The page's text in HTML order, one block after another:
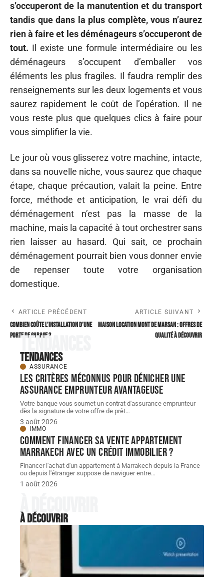
s’occuperont de la manutention et du transport
tandis que dans la plus complète, vous n’aurez
rien à faire et les déménageurs s’occuperont de
tout. Il existe une formule intermédiaire ou les
déménageurs s’occupent d’emballer vos
éléments les plus fragiles. Il faudra remplir des
renseignements sur les deux logements et vous
saurez rapidement le coût de l’opération. Il ne
vous reste plus que quelques clics à faire pour
vous simplifier la vie.
Le jour où vous glisserez votre machine, intacte,
dans sa nouvelle niche, vous saurez que chaque
étape, chaque précaution, valait la peine. Entre
force, méthode et anticipation, le vrai défi du
déménagement n’est pas la masse de la
machine, mais la capacité à tout orchestrer sans
rien laisser au hasard. Qui sait, ce prochain
déménagement pourrait bien vous donner envie
de repenser toute votre organisation
domestique.
ARTICLE PRÉCÉDENT
Combien coûte l’installation d’une
porte de garage ?
ARTICLE SUIVANT
Maison location mont de marsan : offres de
qualité à découvrir
Tendances
Tendances
ASSURANCE
Les critères méconnus pour dénicher une
assurance emprunteur avantageuse
Votre banque vous soumet un contrat d'assurance emprunteur
dès la signature de votre offre de prêt…
3 août 2026
IMMO
Comment financer sa vente appartement
Marrakech avec un crédit immobilier ?
Financer l'achat d'un appartement à Marrakech depuis la France
ou depuis l'étranger suppose de naviguer entre…
1 août 2026
À découvrir
À découvrir